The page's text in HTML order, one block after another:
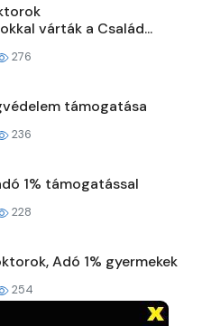
várták a Család...
276
támogatása
236
1% támogatással
228
Adó 1% gyermekek
254